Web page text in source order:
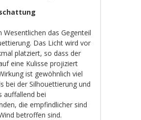
Wesentlichen das Gegenteil
Das Licht wird vor
platziert, so dass der
eine Kulisse projiziert
ist gewöhnlich viel
bei der Silhouettierung und
auffallend bei
die empfindlicher sind
betroffen sind.